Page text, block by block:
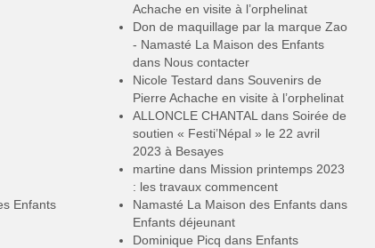
Enfants
Achache en visite à l’orphelinat
Don de maquillage par la marque Zao
- Namasté La Maison des Enfants
dans Nous contacter
Nicole Testard dans Souvenirs de
Pierre Achache en visite à l’orphelinat
ALLONCLE CHANTAL dans Soirée de
soutien « Festi’Népal » le 22 avril
2023 à Besayes
martine dans Mission printemps 2023
: les travaux commencent
Namasté La Maison des Enfants dans
Enfants déjeunant
Dominique Picq dans Enfants